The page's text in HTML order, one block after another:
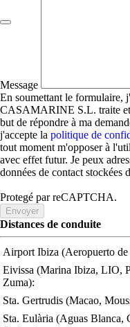
Message
En soumettant le formulaire,
CASAMARINE S.L. traite et
but de répondre à ma
j'accepte la politique de
tout moment m'opposer à
avec effet futur. Je peux
données de contact
Protegé par reCAPTCHA.
Envoyer
Distances de conduite
Airport Ibiza (Aeropuerto de
Eivissa (Marina Ibiza, LIO,
Zuma):
Sta. Gertrudis (Macao,
Sta. Eulària (Aguas Blanca,